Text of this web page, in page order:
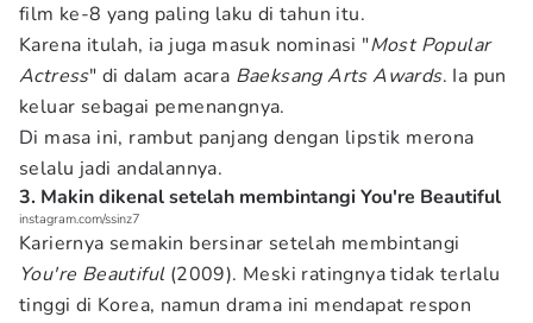
film ke-8 yang paling laku di tahun itu.
Karena itulah, ia juga masuk nominasi "Most Popular
Actress" di dalam acara Baeksang Arts Awards. Ia pun
keluar sebagai pemenangnya.
Di masa ini, rambut panjang dengan lipstik merona
selalu jadi andalannya.
3. Makin dikenal setelah membintangi You're Beautiful
instagram.com/ssinz7
Kariernya semakin bersinar setelah membintangi
You're Beautiful(2009). Meski ratingnya tidak terlalu
tinggi di Korea, namun drama ini mendapat respon